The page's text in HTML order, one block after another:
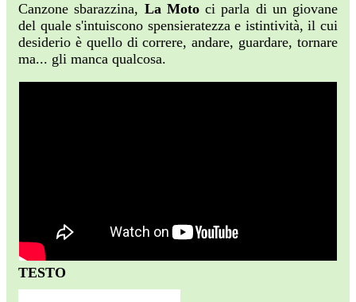
Canzone sbarazzina, La Motoci parla di un giovane
del quale s'intuiscono spensieratezza e istintività, il cui
desiderio è quello di correre, andare, guardare, tornare
ma... gli manca qualcosa.
TESTO